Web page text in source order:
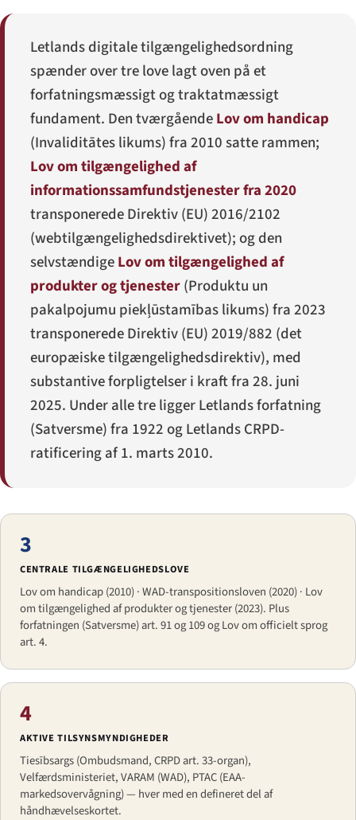
Letlands digitale tilgængelighedsordning
spænder over tre love lagt oven på et
forfatningsmæssigt og traktatmæssigt
fundament. Den tværgåendeLov om handicap
(Invaliditātes likums) fra 2010 satte rammen;
Lov om tilgængelighed af
informationssamfundstjenester fra 2020
transponerede Direktiv (EU) 2016/2102
(webtilgængelighedsdirektivet); og den
selvstændigeLov om tilgængelighed af
produkter og tjenester(Produktu un
pakalpojumu piekļūstamības likums) fra 2023
transponerede Direktiv (EU) 2019/882 (det
europæiske tilgængelighedsdirektiv), med
substantive forpligtelser i kraft fra 28. juni
2025. Under alle tre ligger Letlands forfatning
(Satversme) fra 1922 og Letlands CRPD-
ratificering af 1. marts 2010.
3
CENTRALE TILGÆNGELIGHEDSLOVE
Lov om handicap (2010) · WAD-transpositionsloven (2020) · Lov
om tilgængelighed af produkter og tjenester (2023). Plus
forfatningen (Satversme) art. 91 og 109 og Lov om officielt sprog
art. 4.
4
AKTIVE TILSYNSMYNDIGHEDER
Tiesībsargs (Ombudsmand, CRPD art. 33-organ),
Velfærdsministeriet, VARAM (WAD), PTAC (EAA-
markedsovervågning) — hver med en defineret del af
håndhævelseskortet.